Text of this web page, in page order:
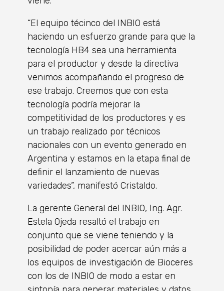
“El equipo técinco del INBIO está
haciendo un esfuerzo grande para que la
tecnología HB4 sea una herramienta
para el productor y desde la directiva
venimos acompañando el progreso de
ese trabajo. Creemos que con esta
tecnología podría mejorar la
competitividad de los productores y es
un trabajo realizado por técnicos
nacionales con un evento generado en
Argentina y estamos en la etapa final de
definir el lanzamiento de nuevas
variedades”, manifestó Cristaldo.
La gerente General del INBIO, Ing. Agr.
Estela Ojeda resaltó el trabajo en
conjunto que se viene teniendo y la
posibilidad de poder acercar aún más a
los equipos de investigación de Bioceres
con los de INBIO de modo a estar en